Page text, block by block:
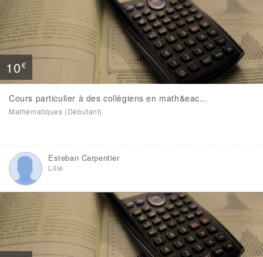
10€
Cours particulier à des collégiens en math&eac...
Mathématiques (Débutant)
Esteban Carpentier
Lille